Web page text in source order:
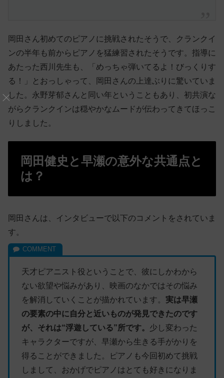
岡田さん初めてのピアノに挑戦されたそうで、クランクイ
ンの半年も前からピアノを猛練習されたそうです。指導に
あたった西川先生も、「めっちゃ弾いてるよ！びっくりす
る！」とおっしゃって、岡田さんの上達ぶりに驚いていま
した。永野芽郁さんと同い年ということもあり、初共演な
がらクランクインは穏やかなムードが伝わってきてほっこ
りしました。
岡田健史と早瀬の意外な共通点と
は？
岡田さんは、インタビューで以下のコメントをされていま
す。
天才ピアニスト役ということで、彼にしかわから
ない欲望や悩みがあり、映画のなかではその悩み
を解消していくことが描かれています。 実は早瀬
の要素の中に自分と近いものが発見できたのです
が、それは“浮遊している”所です。 少し変わった
キャラクターですが、早瀬から生きる手がかりを
得ることができました。ピアノも今回初めて挑戦
しまして、おかげでピアノはとても好きになりま